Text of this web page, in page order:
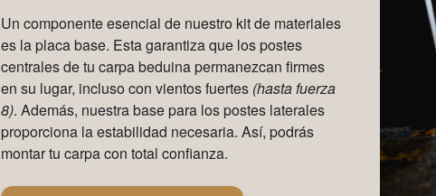
Un componente esencial de nuestro kit de materiales
es la placa base. Esta garantiza que los postes
centrales de tu carpa beduina permanezcan firmes
en su lugar, incluso con vientos fuertes (hasta fuerza
8). Además, nuestra base para los postes laterales
proporciona la estabilidad necesaria. Así, podrás
montar tu carpa con total confianza.